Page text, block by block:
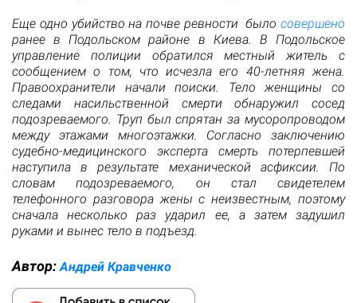
Еще одно убийство на почве ревности было совершено
ранее в Подольском районе в Киева. В Подольское
управление полиции обратился местный житель с
сообщением о том, что исчезла его 40-летняя жена.
Правоохранители начали поиски. Тело женщины со
следами насильственной смерти обнаружил сосед
подозреваемого. Труп был спрятан за мусоропроводом
между этажами многоэтажки. Согласно заключению
судебно-медицинского эксперта смерть потерпевшей
наступила в результате механической асфиксии. По
словам подозреваемого, он стал свидетелем
телефонного разговора жены с неизвестным, поэтому
сначала несколько раз ударил ее, а затем задушил
руками и вынес тело в подъезд.
Автор: Андрей Кравченко